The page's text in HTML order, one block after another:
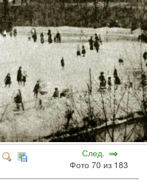
След.
Фото 70 из 183